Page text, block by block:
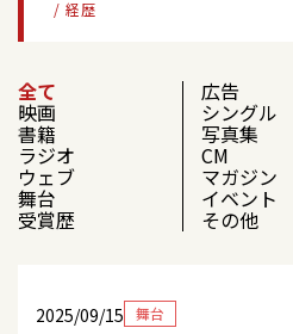
/ 経歴
全て 広告
映画 シングル
書籍 写真集
ラジオ CM
ウェブ マガジン
舞台 イベント
受賞歴 その他
2025/09/15 舞台